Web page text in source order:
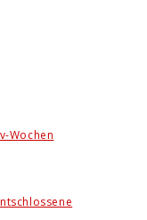
Wochen